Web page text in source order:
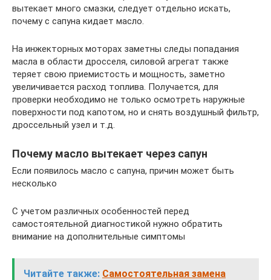
вытекает много смазки, следует отдельно искать,
почему с сапуна кидает масло.
На инжекторных моторах заметны следы попадания
масла в области дросселя, силовой агрегат также
теряет свою приемистость и мощность, заметно
увеличивается расход топлива. Получается, для
проверки необходимо не только осмотреть наружные
поверхности под капотом, но и снять воздушный фильтр,
дроссельный узел и т.д.
Почему масло вытекает через сапун
Если появилось масло с сапуна, причин может быть
несколько
С учетом различных особенностей перед
самостоятельной диагностикой нужно обратить
внимание на дополнительные симптомы
Читайте также: Самостоятельная замена